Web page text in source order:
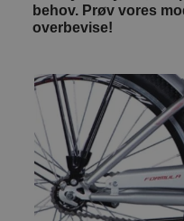
behov. Prøv vores
overbevise!